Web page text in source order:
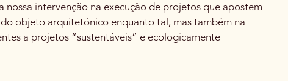
nossa intervenção na execução de projetos que apostem
objeto arquitetónico enquanto tal, mas também na
a projetos “sustentáveis” e ecologicamente